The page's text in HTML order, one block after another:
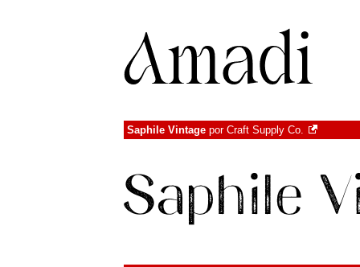
Saphile Vintage por Craft Supply Co.